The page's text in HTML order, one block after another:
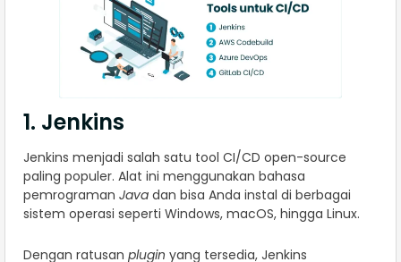
1. Jenkins
Jenkins menjadi salah satu tool CI/CD open-source
paling populer. Alat ini menggunakan bahasa
pemrograman Java dan bisa Anda instal di berbagai
sistem operasi seperti Windows, macOS, hingga Linux.
Dengan ratusan plugin yang tersedia, Jenkins